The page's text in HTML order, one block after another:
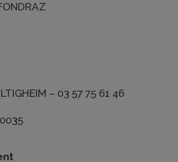
– 03 57 75 61 46